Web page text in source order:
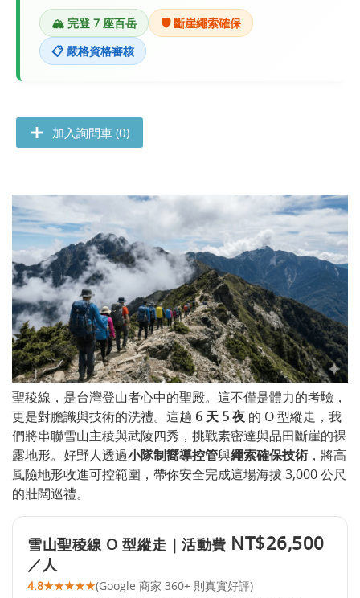
🏔️ 完登 7 座百岳
🛡️ 斷崖繩索確保
📋 嚴格資格審核
加入詢問車 (0)
聖稜線，是台灣登山者心中的聖殿。這不僅是體力的考驗，
更是對膽識與技術的洗禮。這趟 6 天 5 夜 的 O 型縱走，我
們將串聯雪山主稜與武陵四秀，挑戰素密達與品田斷崖的裸
露地形。好野人透過小隊制嚮導控管與繩索確保技術 ，將高
風險地形收進可控範圍，帶你安全完成這場海拔 3,000 公尺
的壯闊巡禮。
雪山聖稜線 O 型縱走｜活動費 NT$26,500
／人
4.8★★★★★(Google 商家 360+ 則真實好評)